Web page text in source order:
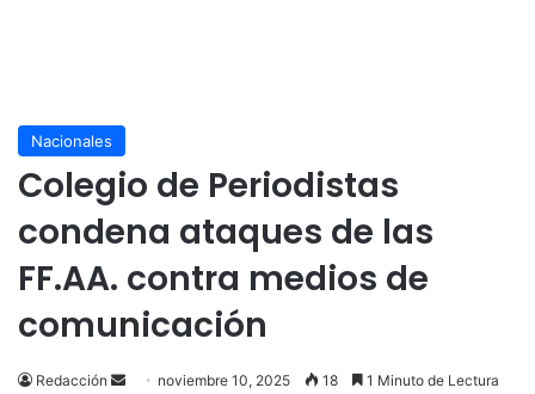
Nacionales
Colegio de Periodistas
condena ataques de las
FF.AA. contra medios de
comunicación
Redacción
Send noviembre 10, 2025 18 1 Minuto de Lectura